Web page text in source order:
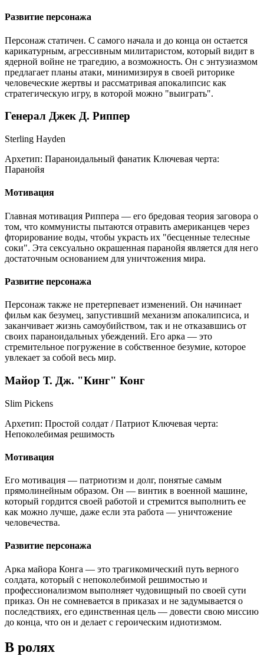
Развитие персонажа
Персонаж статичен. С самого начала и до конца он остается
карикатурным, агрессивным милитаристом, который видит в
ядерной войне не трагедию, а возможность. Он с энтузиазмом
предлагает планы атаки, минимизируя в своей риторике
человеческие жертвы и рассматривая апокалипсис как
стратегическую игру, в которой можно "выиграть".
Генерал Джек Д. Риппер
Sterling Hayden
Архетип: Параноидальный фанатик Ключевая черта:
Паранойя
Мотивация
Главная мотивация Риппера — его бредовая теория заговора о
том, что коммунисты пытаются отравить американцев через
фторирование воды, чтобы украсть их "бесценные телесные
соки". Эта сексуально окрашенная паранойя является для него
достаточным основанием для уничтожения мира.
Развитие персонажа
Персонаж также не претерпевает изменений. Он начинает
фильм как безумец, запустивший механизм апокалипсиса, и
заканчивает жизнь самоубийством, так и не отказавшись от
своих параноидальных убеждений. Его арка — это
стремительное погружение в собственное безумие, которое
увлекает за собой весь мир.
Майор Т. Дж. "Кинг" Конг
Slim Pickens
Архетип: Простой солдат / Патриот Ключевая черта:
Непоколебимая решимость
Мотивация
Его мотивация — патриотизм и долг, понятые самым
прямолинейным образом. Он — винтик в военной машине,
который гордится своей работой и стремится выполнить ее
как можно лучше, даже если эта работа — уничтожение
человечества.
Развитие персонажа
Арка майора Конга — это трагикомический путь верного
солдата, который с непоколебимой решимостью и
профессионализмом выполняет чудовищный по своей сути
приказ. Он не сомневается в приказах и не задумывается о
последствиях, его единственная цель — довести свою миссию
до конца, что он и делает с героическим идиотизмом.
В ролях